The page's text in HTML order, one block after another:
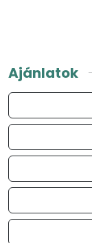
Ajánlatok